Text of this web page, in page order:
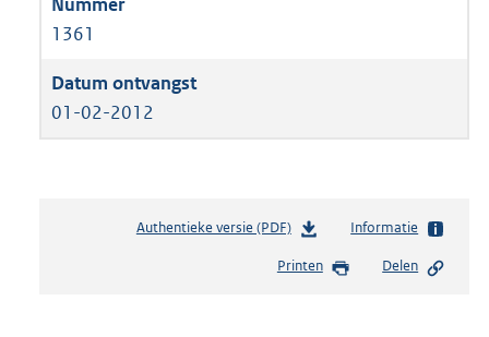
1361
01-02-2012
Authentieke versie (PDF)b
s
Informatie
Printen Delen